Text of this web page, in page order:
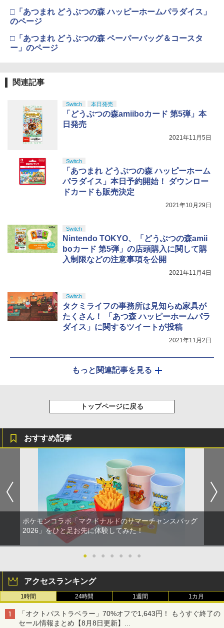
□「あつまれ どうぶつの森 ハッピーホームパラダイス」
のページ
□「あつまれ どうぶつの森 ペーパーバッグ＆コースタ
ー」のページ
関連記事
Switch 本日発売
「どうぶつの森amiiboカード 第5弾」本
日発売
2021年11月5日
Switch
「あつまれ どうぶつの森 ハッピーホーム
パラダイス」本日予約開始！ ダウンロー
ドカードも販売決定
2021年10月29日
Switch
Nintendo TOKYO、「どうぶつの森amii
boカード 第5弾」の店頭購入に関して購
入制限などの注意事項を公開
2021年11月4日
Switch
タクミライフの事務所は見知らぬ家具が
たくさん！ 「あつ森 ハッピーホームパラ
ダイス」に関するツイートが投稿
2021年11月2日
もっと関連記事を見る
トップページに戻る
おすすめ記事
ポケモンコラボ「マクドナルドのサマーチャンスバッグ
2026」をひと足お先に体験してみた！
● ● ● ● ● ● ●
アクセスランキング
1時間 24時間 1週間 1カ月
「オクトパストラベラー」70%オフで1,643円！ もうすぐ終了の
セール情報まとめ【8月8日更新】